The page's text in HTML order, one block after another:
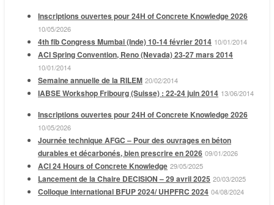
Inscriptions ouvertes pour 24H of Concrete Knowledge 2026
10/05/2026
4th fib Congress Mumbai (Inde) 10-14 février 2014 10/01/2014
ACI Spring Convention, Reno (Nevada) 23-27 mars 2014
10/01/2014
Semaine annuelle de la RILEM 20/02/2014
IABSE Workshop Fribourg (Suisse) : 22-24 juin 2014 13/06/2014
Inscriptions ouvertes pour 24H of Concrete Knowledge 2026
10/05/2026
Journée technique AFGC – Pour des ouvrages en béton
durables et décarbonés, bien prescrire en 2026 09/01/2026
ACI 24 Hours of Concrete Knowledge 29/05/2025
Lancement de la Chaire DECISION – 29 avril 2025 20/03/2025
Colloque international BFUP 2024/ UHPFRC 2024 04/08/2024